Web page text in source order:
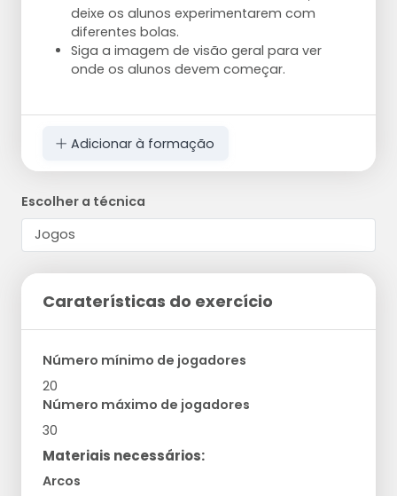
deixe os alunos experimentarem com
diferentes bolas.
Siga a imagem de visão geral para ver
onde os alunos devem começar.
Adicionar à formação
Escolher a técnica
Caraterísticas do exercício
Número mínimo de jogadores
20
Número máximo de jogadores
30
Materiais necessários:
Arcos